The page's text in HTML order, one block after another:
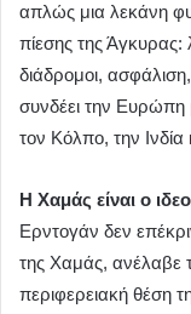
απλώς μια λεκάνη
πίεσης της Άγκυρας:
διάδρομοι,
συνδέει την Ευρώπη
τον Κόλπο, την Ινδία
Η Χαμάς είναι ο
Ερντογάν δεν
της Χαμάς, ανέλαβε
περιφερειακή θέση